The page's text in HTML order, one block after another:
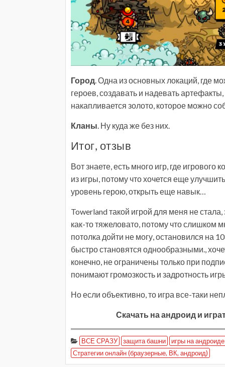
Город. Одна из основных локаций, где
героев, создавать и надевать
накапливается золото, которое можно
Кланы. Ну куда же без них.
Итог, отзыв
Вот знаете, есть много игр, где игрового
из игры, потому что хочется еще
уровень герою, открыть еще навык…
Towerland такой игрой для меня не
как-то тяжеловато, потому что слишком
потолка дойти не могу, остановился на
быстро становятся однообразными.,
конечно, не ограничены только при
понимают громозкость и задротность
Но если объективно, то игра все-таки
Скачать на андроид и
ВСЕ СРАЗУ защита башни
игры на андроиде
Стратегии онлайн (браузерные, ВК, андроид)